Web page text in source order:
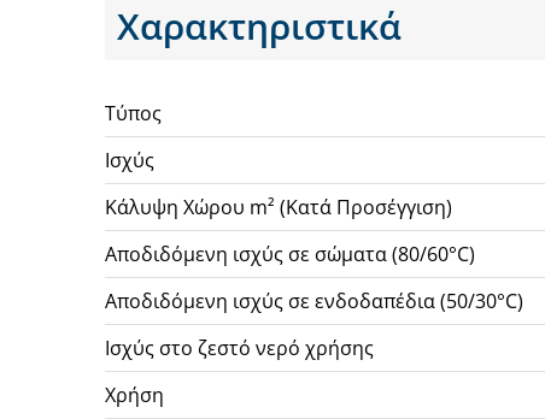
Χαρακτηριστικά
Τύπος
Ισχύς
Κάλυψη Χώρου m² (Κατά Προσέγγιση)
Αποδιδόμενη ισχύς σε σώματα (80/60°C)
Αποδιδόμενη ισχύς σε ενδοδαπέδια (50/30°C)
Ισχύς στο ζεστό νερό χρήσης
Χρήση